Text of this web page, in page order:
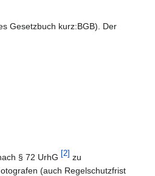
Gesetzbuch kurz:BGB). Der
§ 72 UrhG [2] zu
(auch Regelschutzfrist